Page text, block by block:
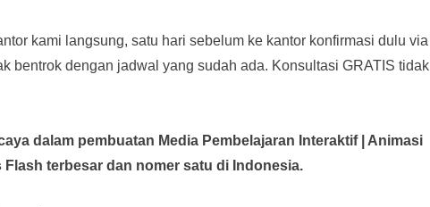
kami langsung, satu hari sebelum ke kantor konfirmasi dulu via
bentrok dengan jadwal yang sudah ada. Konsultasi GRATIS tidak
dalam pembuatan Media Pembelajaran Interaktif| Animasi
Flash terbesar dan nomer satu di Indonesia.